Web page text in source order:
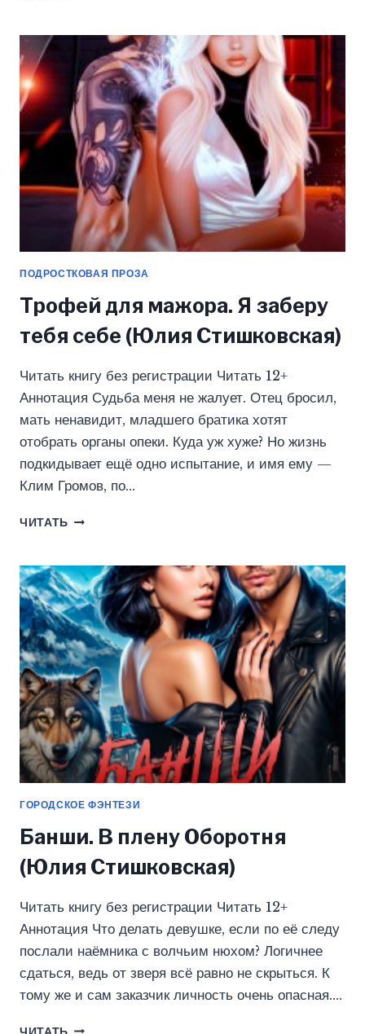
БУДЕШЬ
МОЕЙ…
(ЮЛИЯ
СТИШКОВСКАЯ)
ПОДРОСТКОВАЯ ПРОЗА
Трофей для мажора. Я заберу
тебя себе (Юлия Стишковская)
Читать книгу без регистрации Читать 12+
Аннотация Судьба меня не жалует. Отец бросил,
мать ненавидит, младшего братика хотят
отобрать органы опеки. Куда уж хуже? Но жизнь
подкидывает ещё одно испытание, и имя ему —
Клим Громов, по…
ЧИТАТЬ ТРОФЕЙ
Я
ЗАБЕРУ
ТЕБЯ
СЕБЕ
(ЮЛИЯ
СТИШКОВСКАЯ)
ГОРОДСКОЕ ФЭНТЕЗИ
Банши. В плену Оборотня
(Юлия Стишковская)
Читать книгу без регистрации Читать 12+
Аннотация Что делать девушке, если по её следу
послали наёмника с волчьим нюхом? Логичнее
сдаться, ведь от зверя всё равно не скрыться. К
тому же и сам заказчик личность очень опасная….
БАНШИ.